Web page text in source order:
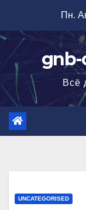
содержимому
Пн.
gnb-
Всё
UNCATEGORISED